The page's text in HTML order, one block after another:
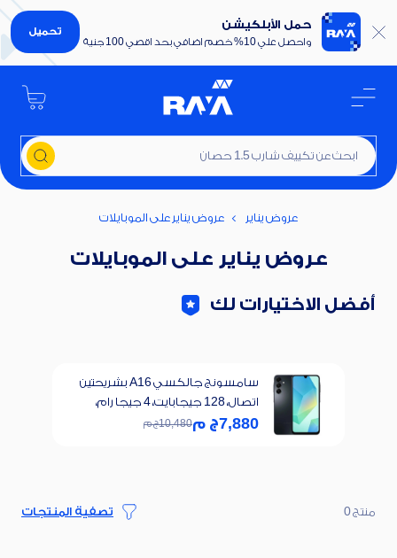
حمل الأبلكيشن
واحصل علي 10% خصم اضافي بحد اقصي 100 جنية
تحميل
ابحث عن تكييف شارب 1.5 حصان
عروض يناير عروض يناير على الموبايلات
عروض يناير على الموبايلات
أفضل الاختيارات لك
سامسونج جالكسي A16 بشريحتين
اتصال، 128 جيجابايت، 4 جيجا رام،
شبكة الجيل الرابع - اسود
7,880ج م10,480ج م
منتج 0 تصفية المنتجات